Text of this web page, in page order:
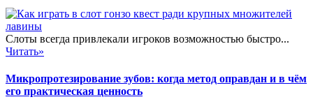
Слоты всегда привлекали игроков возможностью быстро...
Читать»
Микропротезирование зубов: когда метод оправдан и в чём
его практическая ценность